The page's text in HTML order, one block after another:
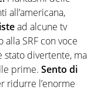
all’americana,
ad alcune tv
alla SRF con voce
stato divertente, ma
prime. Sento di
ridurre l’enorme